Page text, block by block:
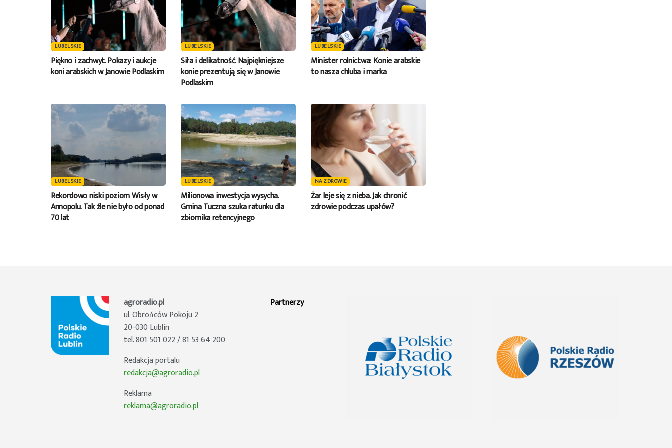
LUBELSKIE
Piękno i zachwyt. Pokazy i aukcje
koni arabskich w Janowie Podlaskim
LUBELSKIE
Siła i delikatność. Najpiękniejsze
konie prezentują się w Janowie
Podlaskim
LUBELSKIE
Minister rolnictwa: Konie arabskie
to nasza chluba i marka
LUBELSKIE
Rekordowo niski poziom Wisły w
Annopolu. Tak źle nie było od ponad
70 lat
LUBELSKIE
Milionowa inwestycja wysycha.
Gmina Tuczna szuka ratunku dla
zbiornika retencyjnego
NA ZDROWIE
Żar leje się z nieba. Jak chronić
zdrowie podczas upałów?
agroradio.pl
ul. Obrońców Pokoju 2
20-030 Lublin
tel. 801 501 022 / 81 53 64 200
Redakcja portalu
redakcja@agroradio.pl
Reklama
reklama@agroradio.pl
Partnerzy